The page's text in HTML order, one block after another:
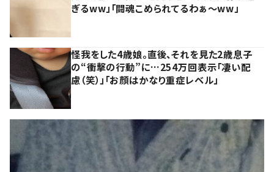
ぎるww」「闘魂こめられてるわぁ～ww」
怪我をした4歳娘。直後、それを見た2歳息子
の“衝撃の行動”に…254万回表示「凄い配
慮（笑）」「お顔はかなり重症レベル」